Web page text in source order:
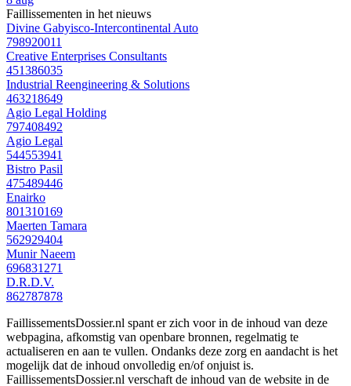
Faillissementen in het nieuws
Divine Gabyisco-Intercontinental Auto
798920011
Creative Enterprises Consultants
451386035
Industrial Reengineering & Solutions
463218649
Agio Legal Holding
797408492
Agio Legal
544553941
Bistro Pasil
475489446
Enairko
801310169
Maerten Tamara
562929404
Munir Naeem
696831271
D.R.D.V.
862787878
FaillissementsDossier.nl spant er zich voor in de inhoud van deze
webpagina, afkomstig van openbare bronnen, regelmatig te
actualiseren en aan te vullen. Ondanks deze zorg en aandacht is het
mogelijk dat de inhoud onvolledig en/of onjuist is.
FaillissementsDossier.nl verschaft de inhoud van de website in de